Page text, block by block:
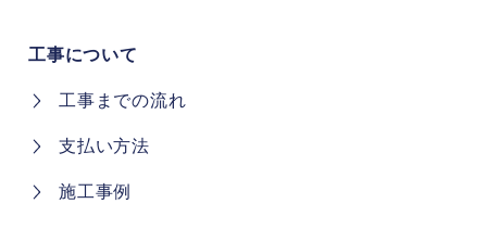
工事までの流れ
施工事例
支払い方法
工事について